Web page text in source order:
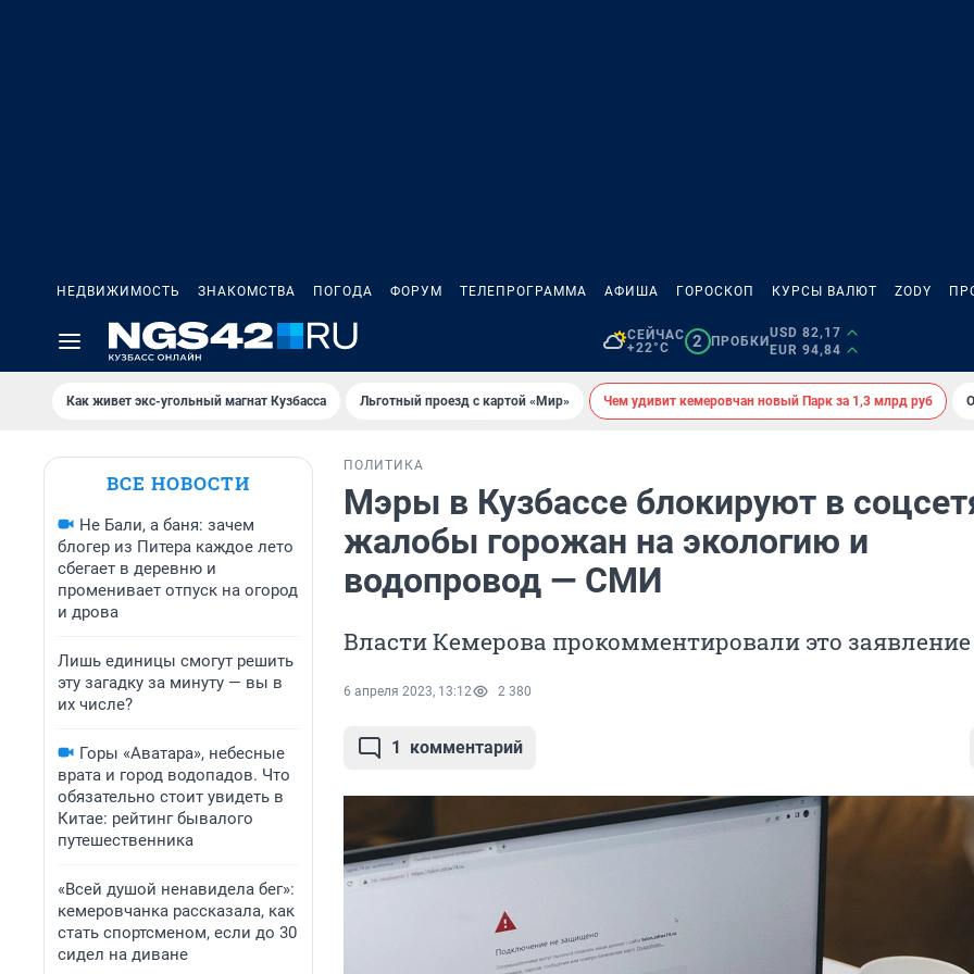
НЕДВИЖИМОСТЬ ЗНАКОМСТВА ПОГОДА ФОРУМ ТЕЛЕПРОГРАММА АФИША ГОРОСКОП КУРСЫ ВАЛЮТ ZODY
СЕЙЧАС
+22°C
2 ПРОБКИ
USD 82,17
EUR 94,84
Как живет экс-угольный магнат Кузбасса Льготный проезд с картой «Мир» Чем удивит кемеровчан новый Парк за 1,3 млрд руб
ВСЕ НОВОСТИ
Не Бали, а баня: зачем
блогер из Питера каждое лето
сбегает в деревню и
променивает отпуск на огород
и дрова
Лишь единицы смогут решить
эту загадку за минуту — вы в
их числе?
Горы «Аватара», небесные
врата и город водопадов. Что
обязательно стоит увидеть в
Китае: рейтинг бывалого
путешественника
«Всей душой ненавидела бег»:
кемеровчанка рассказала, как
стать спортсменом, если до 30
сидел на диване
ПОЛИТИКА
Мэры в Кузбассе блокируют в
жалобы горожан на экологию и
водопровод — СМИ
Власти Кемерова прокомментировали это заявление
6 апреля 2023, 13:12 2 380
1 комментарий